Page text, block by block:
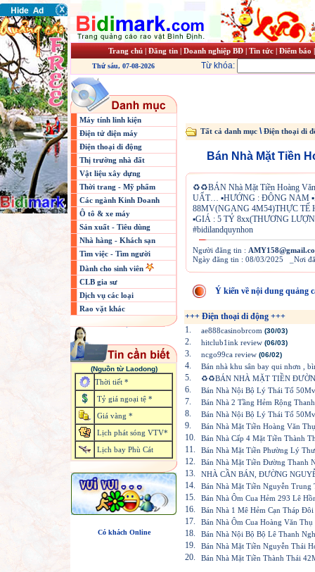
Trang chủ|Đăng tin|Doanh nghiệp BĐ|Tin tức|Điểm báo
Thứ sáu, 07-08-2026 Từ khóa:
Máy tính linh kiện
Điện tử điện máy
Điện thoại di động
Thị trường nhà đất
Vật liệu xây dựng
Thời trang - Mỹ phẩm
Các ngành Kinh Doanh
Ô tô & xe máy
Sản xuất - Tiêu dùng
Nhà hàng - Khách sạn
Tìm việc - Tìm người
Dành cho sinh viên
CLB gia sư
Dịch vụ các loại
Rao vặt khác
(Nguồn từ Laodong)
Thời tiết *
Tỷ giá ngoại tệ *
Giá vàng *
Lịch phát sóng VTV*
Lịch bay Phù Cát
Có khách Online
Tất cả danh mục \Điện thoại di
Bán Nhà Mặt Tiền
♻️♻️BÁN Nhà Mặt Tiền Hoàng
UẤT… ▪️HƯỚNG : ĐÔNG NAM
88MV(NGANG 4M54)THỰC TẾ
▪️GIÁ : 5 TỶ 8xx(THƯƠNG
#bidilandquynhon
Người đăng tin :
Ngày đăng tin : 08/03/2025 _Nơi
Ý kiến về nội dung quảng
+++ Điện thoại di động +++
1.
ae888casinobrcom (30/03)
2. hitclub1ink review (06/03)
3. ncgo99ca review (06/02)
4. Bán nhà khu sân bay qui nhơn ,
5. ♻♻BÁN NHÀ MẶT TIỀN
6. Bán Nhà Nội Bộ Lý Thái Tổ
7. Bán Nhà 2 Tầng Hẻm Rộng
8. Bán Nhà Nội Bộ Lý Thái Tổ
9. Bán Nhà Mặt Tiền Hoàng Văn
10. Bán Nhà Cấp 4 Mặt Tiền Thành
11. Bán Nhà Mặt Tiền Phường Lý
12. Bán Nhà Mặt Tiền Đường Thanh
13. NHÀ CẦN BÁN, ĐƯỜNG
14. Bán Nhà Mặt Tiền Nguyễn Trung
15. Bán Nhà Ôm Cua Hẻm 293 Lê
16. Bán Nhà 1 Mê Hẻm Cạn Tháp
17. Bán Nhà Ôm Cua Hoàng Văn
18. Bán Nhà Nội Bộ Bộ Lê Thanh
19. Bán Nhà Mặt Tiền Nguyễn Thái
20. Bán Nhà Mặt Tiền Thành Thái